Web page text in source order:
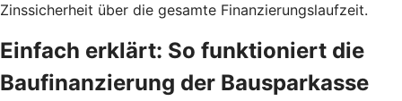
Zinssicherheit über die gesamte Finanzierungslaufzeit.
Einfach erklärt: So funktioniert die
Baufinanzierung der Bausparkasse